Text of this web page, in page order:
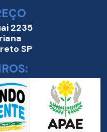
2235
SP